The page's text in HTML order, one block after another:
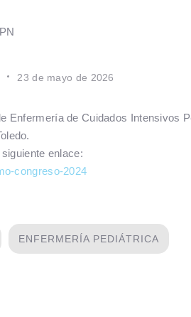
23 de mayo de 2026
Enfermería de Cuidados Intensivos
enlace:
congreso-2024
ENFERMERÍA PEDIÁTRICA